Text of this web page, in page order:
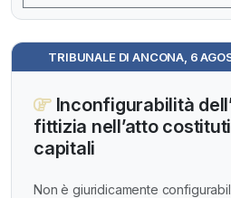
TRIBUNALE DI ANCONA, 6
Inconfigurabilità
fittizia nell’atto
capitali
Non è giuridicamente